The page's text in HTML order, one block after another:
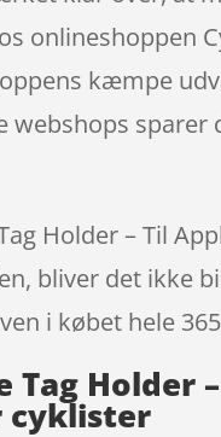
onlineshoppen
kæmpe
webshops
Holder – Til
bliver det ikke
i købet hele
Tag